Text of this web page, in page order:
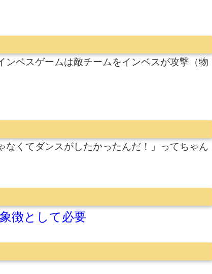
ベスゲームは敵チームをインベスが攻撃（物
くてダンスがしたかったんだ！」ってちゃん
徴として必要